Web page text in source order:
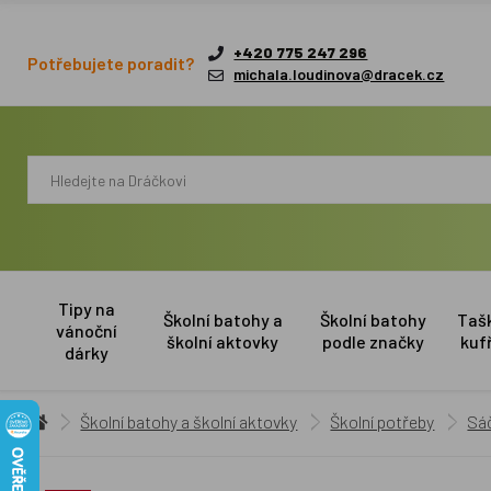
Potřebujete poradit?
+420 775 247 296
michala.loudinova@dracek.cz
Tipy na
vánoční
dárky
Školní batohy a
školní aktovky
Školní batohy
podle značky
Školní batohy a školní aktovky Školní potřeby